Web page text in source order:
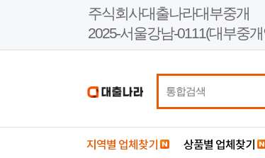
주식회사대출나라대부중개
2025-서울강남-0111(대부중
지역별 업체찾기 상품별 업체찾기